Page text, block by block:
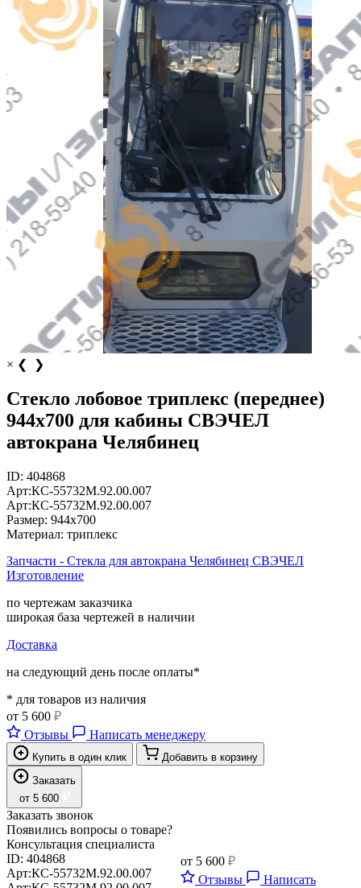
× ❮ ❯
Стекло лобовое триплекс (переднее)
944х700 для кабины СВЭЧЕЛ
автокрана Челябинец
ID: 404868
Арт:КС-55732М.92.00.007
Арт:КС-55732М.92.00.007
Размер: 944х700
Материал: триплекс
Запчасти - Стекла для автокрана Челябинец СВЭЧЕЛ
Изготовление
по чертежам заказчика
широкая база чертежей в наличии
Доставка
на следующий день после оплаты*
* для товаров из наличия
от 5 600 ₽
Отзывы
Написать менеджеру
Купить в один клик
Добавить в корзину
Заказать
от 5 600
Заказать звонок
Появились вопросы о товаре?
Консультация специалиста
ID: 404868
Арт:КС-55732М.92.00.007
от 5 600 ₽
Отзывы
Написать